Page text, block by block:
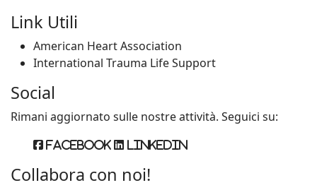
Link Utili
American Heart Association
International Trauma Life Support
Social
Rimani aggiornato sulle nostre attività. Seguici su:
Facebook Linkedin
Collabora con noi!